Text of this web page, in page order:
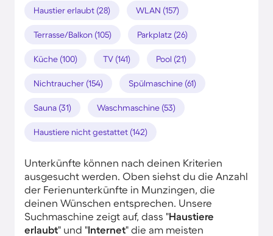
Haustier erlaubt (28) WLAN (157)
Terrasse/Balkon (105) Parkplatz (26)
Küche (100) TV (141) Pool (21)
Nichtraucher (154) Spülmaschine (61)
Sauna (31) Waschmaschine (53)
Haustiere nicht gestattet (142)
Unterkünfte können nach deinen Kriterien
ausgesucht werden. Oben siehst du die Anzahl
der Ferienunterkünfte in Munzingen, die
deinen Wünschen entsprechen. Unsere
Suchmaschine zeigt auf, dass "Haustiere
erlaubt" und "Internet" die am meisten